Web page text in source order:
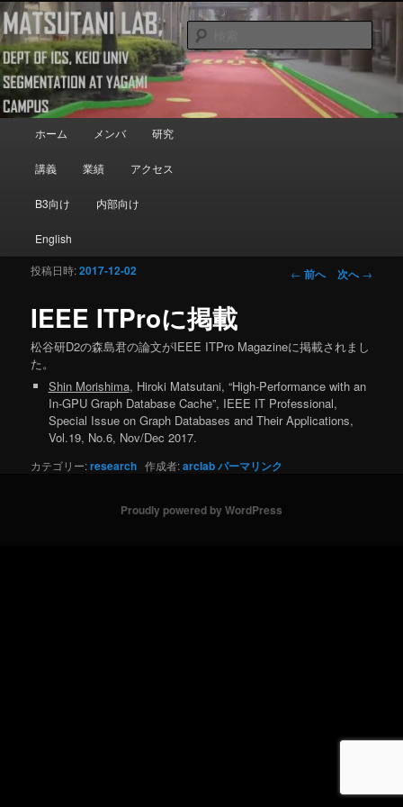
メインコンテンツへ移動
Matsutani Lab
Department of Information and Computer Science, Keio University
検
索
メインメニュー
ホーム メンバ 研究
講義 業績 アクセス
B3向け 内部向け
English
投稿ナビゲーシ
← 前へ 次へ→
IEEE ITProに掲載
投稿日時:2017-12-02
松谷研D2の森島君の論文がIEEE ITPro Magazineに掲載されまし
た。
Shin Morishima, Hiroki Matsutani, “High-Performance with an
In-GPU Graph Database Cache”, IEEE IT Professional,
Special Issue on Graph Databases and Their Applications,
Vol.19, No.6, Nov/Dec 2017.
カテゴリー:research 作成者:arclabパーマリンク
Proudly powered by WordPress